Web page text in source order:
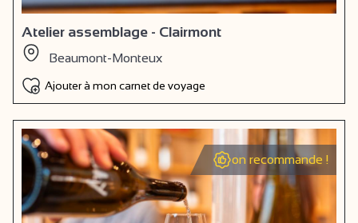
Atelier assemblage - Clairmont
Beaumont-Monteux
Ajouter à mon carnet de voyage
on recommande !